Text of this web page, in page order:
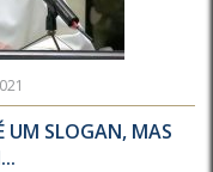
UM SLOGAN, MAS